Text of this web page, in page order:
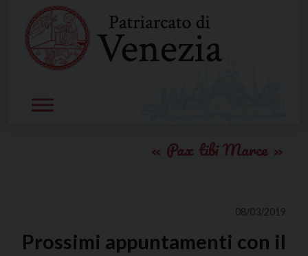
content
Pax tibi Marce
08/03/2019
Prossimi appuntamenti con il